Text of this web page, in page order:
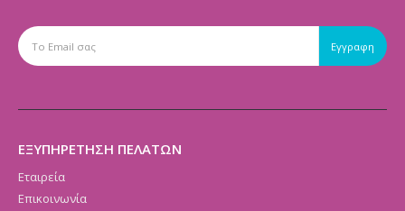
ΕΞΥΠΗΡΕΤΗΣΗ ΠΕΛΑΤΩΝ
Εταιρεία
Επικοινωνία